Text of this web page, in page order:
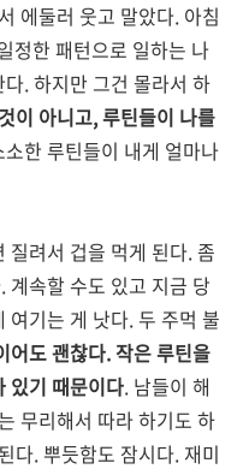
에둘러 웃고 말았다. 아침
정한 패턴으로 일하는 나
. 하지만 그건 몰라서 하
이 아니고, 루틴들이 나를
한 루틴들이 내게 얼마나
질려서 겁을 먹게 된다. 좀
계속할 수도 있고 지금 당
여기는 게 낫다. 두 주먹 불
어도 괜찮다. 작은 루틴을
있기 때문이다. 남들이 해
무리해서 따라 하기도 하
다. 뿌듯함도 잠시다. 재미